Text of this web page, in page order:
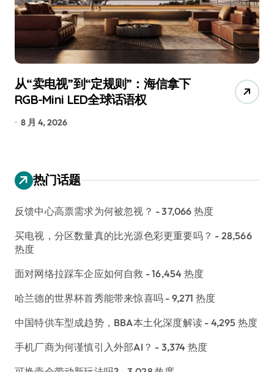
从“卖电视”到“定规则”：海信拿下
RGB-Mini LED全球话语权
8 月 4, 2026
热门话题
反馈中心高票需求为何被忽视？ - 37,066 热度
买电视，分区数量真的比光源色彩更重要吗？ - 28,566
热度
面对网络拉踩车企应如何自救 - 16,454 热度
哈兰德的世界杯首秀能带来惊喜吗 - 9,271 热度
中国特供车型成趋势，BBA本土化深度解读 - 4,295 热度
手机厂商为何谨慎引入外部AI？ - 3,374 热度